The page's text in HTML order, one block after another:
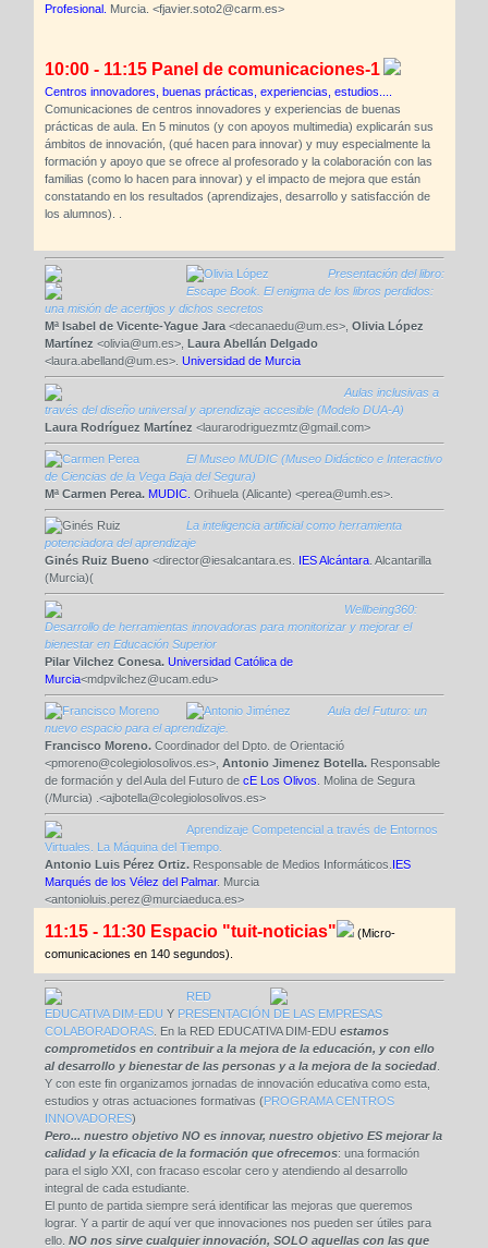
Profesional. Murcia. <fjavier.soto2@carm.es>
10:00 - 11:15 Panel de comunicaciones-1
Centros innovadores, buenas prácticas, experiencias, estudios....
Comunicaciones de centros innovadores y experiencias de buenas
prácticas de aula. En 5 minutos (y con apoyos multimedia) explicarán sus
ámbitos de innovación, (qué hacen para innovar) y muy especialmente la
formación y apoyo que se ofrece al profesorado y la colaboración con las
familias (como lo hacen para innovar) y el impacto de mejora que están
constatando en los resultados (aprendizajes, desarrollo y satisfacción de
los alumnos). .
Presentación del libro:
Escape Book. El enigma de los libros perdidos:
una misión de acertijos y dichos secretos
Mª Isabel de Vicente-Yague Jara<decanaedu@um.es>, Olivia López
Martínez <olivia@um.es>, Laura Abellán Delgado
<laura.abelland@um.es>. Universidad de Murcia
Aulas inclusivas a
través del diseño universal y aprendizaje accesible (Modelo DUA-A)
Laura Rodríguez Martínez <laurarodriguezmtz@gmail.com>
El Museo MUDIC (Museo Didáctico e Interactivo
de Ciencias de la Vega Baja del Segura)
Mª Carmen Perea. MUDIC. Orihuela (Alicante) <perea@umh.es>.
La inteligencia artificial como herramienta
potenciadora del aprendizaje
Ginés Ruiz Bueno<director@iesalcantara.es. IES Alcántara. Alcantarilla
(Murcia)(
Wellbeing360:
Desarrollo de herramientas innovadoras para monitorizar y mejorar el
bienestar en Educación Superior
Pilar Vilchez Conesa. Universidad Católica de
Murcia<mdpvilchez@ucam.edu>
Aula del Futuro: un
nuevo espacio para el aprendizaje.
Francisco Moreno.Coordinador del Dpto. de Orientació
<pmoreno@colegiolosolivos.es>, Antonio Jimenez Botella.Responsable
de formación y del Aula del Futuro de cE Los Olivos . Molina de Segura
(/Murcia) .<ajbotella@colegiolosolivos.es>
Aprendizaje Competencial a través de Entornos
Virtuales. La Máquina del Tiempo.
Antonio Luis Pérez Ortiz.Responsable de Medios Informáticos. IES
Marqués de los Vélez del Palmar. Murcia
<antonioluis.perez@murciaeduca.es>
11:15 - 11:30 Espacio "tuit-noticias"
(Micro-
comunicaciones en 140 segundos).
RED
EDUCATIVA DIM-EDU Y PRESENTACIÓN DE LAS EMPRESAS
COLABORADORAS. En la RED EDUCATIVA DIM-EDU estamos
comprometidos en contribuir a la mejora de la educación, y con ello
al desarrollo y bienestar de las personas y a la mejora de la sociedad.
Y con este fin organizamos jornadas de innovación educativa como esta,
estudios y otras actuaciones formativas (PROGRAMA CENTROS
INNOVADORES)
Pero... nuestro objetivo NO es innovar, nuestro objetivo ES mejorar la
calidad y la eficacia de la formación que ofrecemos: una formación
para el siglo XXI, con fracaso escolar cero y atendiendo al desarrollo
integral de cada estudiante.
El punto de partida siempre será identificar las mejoras que queremos
lograr. Y a partir de aquí ver que innovaciones nos pueden ser útiles para
ello. NO nos sirve cualquier innovación, SOLO aquellas con las que